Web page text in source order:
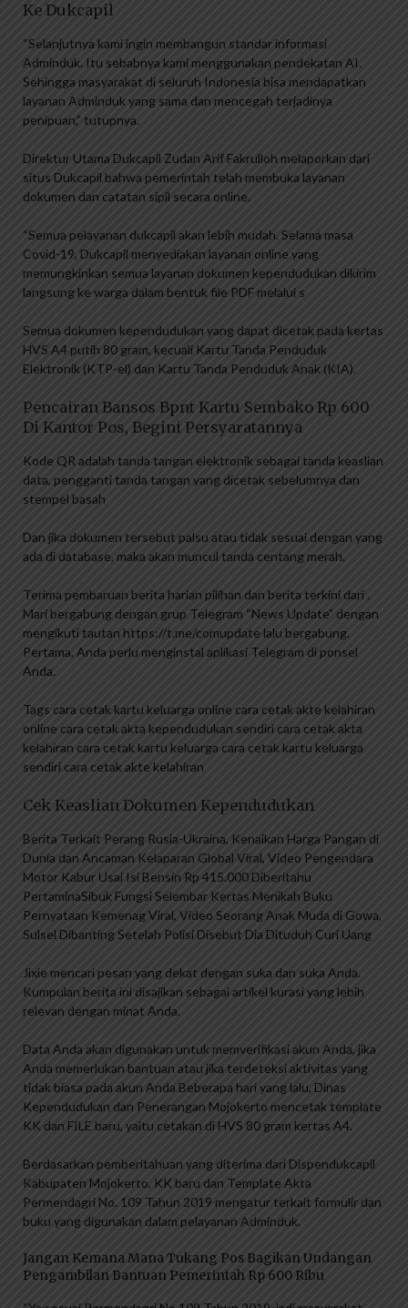
Ke Dukcapil
“Selanjutnya kami ingin membangun standar informasi
Adminduk. Itu sebabnya kami menggunakan pendekatan AI.
Sehingga masyarakat di seluruh Indonesia bisa mendapatkan
layanan Adminduk yang sama dan mencegah terjadinya
penipuan,” tutupnya.
Direktur Utama Dukcapil Zudan Arif Fakrulloh melaporkan dari
situs Dukcapil bahwa pemerintah telah membuka layanan
dokumen dan catatan sipil secara online.
“Semua pelayanan dukcapil akan lebih mudah. Selama masa
Covid-19, Dukcapil menyediakan layanan online yang
memungkinkan semua layanan dokumen kependudukan dikirim
langsung ke warga dalam bentuk file PDF melalui s
Semua dokumen kependudukan yang dapat dicetak pada kertas
HVS A4 putih 80 gram, kecuali Kartu Tanda Penduduk
Elektronik (KTP-el) dan Kartu Tanda Penduduk Anak (KIA).
Pencairan Bansos Bpnt Kartu Sembako Rp 600
Di Kantor Pos, Begini Persyaratannya
Kode QR adalah tanda tangan elektronik sebagai tanda keaslian
data, pengganti tanda tangan yang dicetak sebelumnya dan
stempel basah
Dan jika dokumen tersebut palsu atau tidak sesuai dengan yang
ada di database, maka akan muncul tanda centang merah.
Terima pembaruan berita harian pilihan dan berita terkini dari .
Mari bergabung dengan grup Telegram “News Update” dengan
mengikuti tautan https://t.me/comupdate lalu bergabung.
Pertama, Anda perlu menginstal aplikasi Telegram di ponsel
Anda.
Tags cara cetak kartu keluarga online cara cetak akte kelahiran
online cara cetak akta kependudukan sendiri cara cetak akta
kelahiran cara cetak kartu keluarga cara cetak kartu keluarga
sendiri cara cetak akte kelahiran
Cek Keaslian Dokumen Kependudukan
Berita Terkait Perang Rusia-Ukraina, Kenaikan Harga Pangan di
Dunia dan Ancaman Kelaparan Global Viral, Video Pengendara
Motor Kabur Usai Isi Bensin Rp 415.000 Diberitahu
PertaminaSibuk Fungsi Selembar Kertas Menikah Buku
Pernyataan Kemenag Viral, Video Seorang Anak Muda di Gowa,
Sulsel Dibanting Setelah Polisi Disebut Dia Dituduh Curi Uang
Jixie mencari pesan yang dekat dengan suka dan suka Anda.
Kumpulan berita ini disajikan sebagai artikel kurasi yang lebih
relevan dengan minat Anda.
Data Anda akan digunakan untuk memverifikasi akun Anda, jika
Anda memerlukan bantuan atau jika terdeteksi aktivitas yang
tidak biasa pada akun Anda Beberapa hari yang lalu, Dinas
Kependudukan dan Penerangan Mojokerto mencetak template
KK dan FILE baru, yaitu cetakan di HVS 80 gram kertas A4.
Berdasarkan pemberitahuan yang diterima dari Dispendukcapil
Kabupaten Mojokerto, KK baru dan Template Akta
Permendagri No. 109 Tahun 2019 mengatur terkait formulir dan
buku yang digunakan dalam pelayanan Adminduk.
Jangan Kemana Mana Tukang Pos Bagikan Undangan
Pengambilan Bantuan Pemerintah Rp 600 Ribu